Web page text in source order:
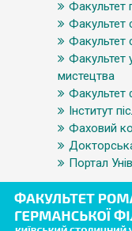
Факультет
Факультет
Факультет
Факультет
мистецтва
Факультет
Інститут
Фаховий
Портал